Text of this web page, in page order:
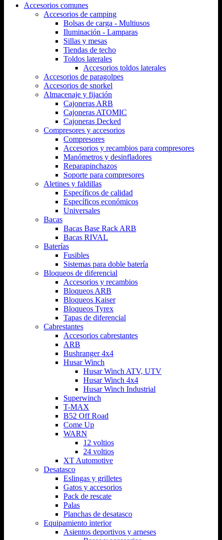
Accesorios comunes
Accesorios de camping
Bolsas de carga - Multiusos
Iluminación - Lamparas
Sillas y mesas
Tiendas de techo
Toldos laterales
Accesorios toldos laterales
Accesorios de paragolpes
Accesorios de snorkel
Almacenaje y fijación
Cajoneras ARB
Cajoneras ATOMIC
Cajoneras Decked
Compresores y accesorios
Compresores
Accesorios y recambios para compresores
Manómetros y desinfladores
Reparapinchazos
Soporte para compresores
Aletines y faldillas
Específicos de calidad
Específicos económicos
Universales
Bacas
Bacas Base Rack ARB
Bacas RIVAL
Baterías
Fusibles
Sistemas para doble batería
Bloqueos de diferencial
Accesorios y recambios
Bloqueos ARB
Bloqueos Kaiser
Bloqueos Tyrex
Tapas de diferencial
Cabrestantes
Accesorios cabrestantes
ARB
Bushranger 4x4
Husar Winch
Husar Winch ATV, UTV
Husar Winch 4x4
Husar Winch Industrial
Superwinch
T-MAX
B52 Off Road
Come Up
WARN
12 voltios
24 voltios
XT Automotive
Desatasco
Eslingas y grilletes
Gatos y accesorios
Pack de rescate
Palas
Planchas de desatasco
Equipamiento interior
Asientos deportivos y arneses